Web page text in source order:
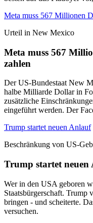
Meta muss 567 Millionen
Urteil in New Mexico
Meta muss 567
zahlen
Der US-Bundestaat New
halbe Milliarde Dollar in
zusätzliche
eingeführt werden. Der
Trump startet neuen Anlauf
Beschränkung von US-
Trump startet neuen
Wer in den USA geboren
Staatsbürgerschaft. Trump
bringen - und scheiterte.
versuchen.